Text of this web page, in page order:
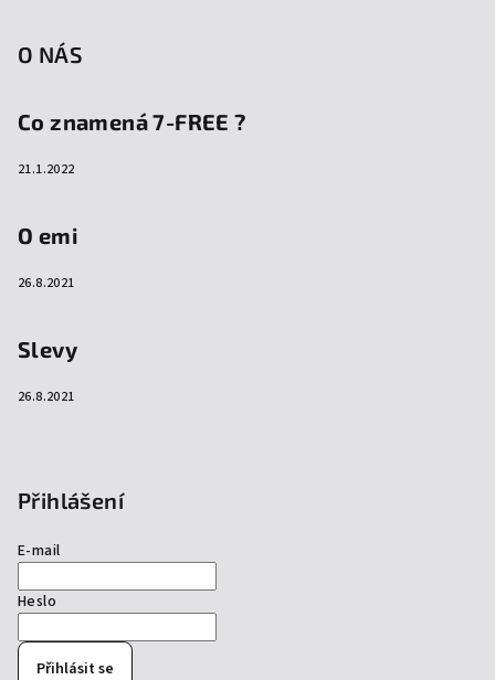
O NÁS
Co znamená 7-FREE ?
21.1.2022
O emi
26.8.2021
Slevy
26.8.2021
Přihlášení
E-mail
Heslo
Přihlásit se